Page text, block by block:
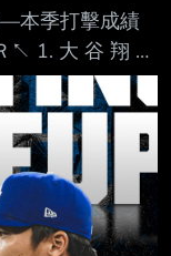
本季打擊成績
↖ 1. 大 谷 翔 平
2. Mookie
ＨＲ 3.
.362 / .810 ６Ｈ
.353 /
(R) CF .